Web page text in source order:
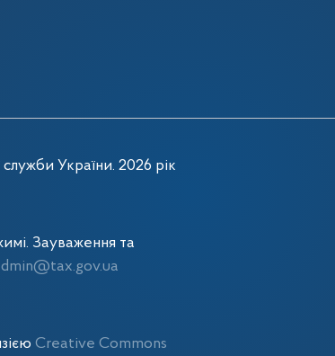
України. 2026 рік
Зауваження та
Creative Commons